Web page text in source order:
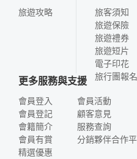
旅遊攻略
旅客須知
旅遊保險
旅遊禮券
旅遊短片
電子印花
旅行團報
更多服務與支援
會員登入
會員登記
會籍簡介
會員有賞
精選優惠
會員活動
顧客意見
服務查詢
分銷夥伴合作